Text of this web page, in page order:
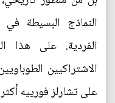
النماذج البسيطة
الفردية. على هذا
الاشتراكيين
على تشارلز فورييه